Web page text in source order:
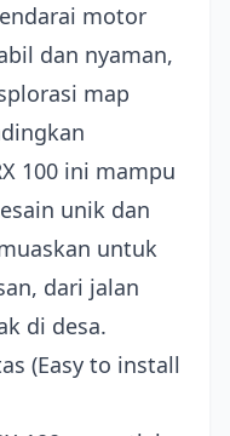
motor
dan nyaman,
map
100 ini mampu
unik dan
untuk
dari jalan
di desa.
(Easy to install